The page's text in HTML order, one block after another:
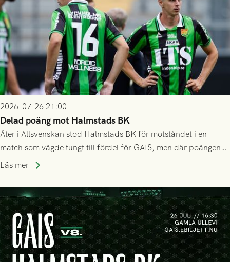
2026-07-26 21:00
Delad poäng mot Halmstads BK
Åter i Allsvenskan stod Halmstads BK för motståndet i en
match som vägde tungt till fördel för GAIS, men där poängen
delades efter dramatik på tilläggstid.
Läs mer